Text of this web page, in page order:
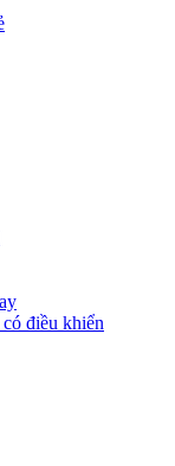
điều khiển